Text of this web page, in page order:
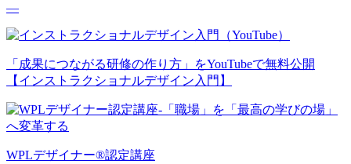
—
「成果につながる研修の作り方」をYouTubeで無料公開
【インストラクショナルデザイン入門】
WPLデザイナー®認定講座